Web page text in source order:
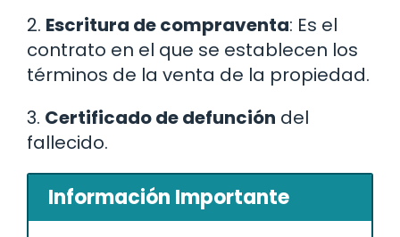
2. Escritura de compraventa: Es el
contrato en el que se establecen los
términos de la venta de la propiedad.
3. Certificado de defunción del
fallecido.
Información Importante